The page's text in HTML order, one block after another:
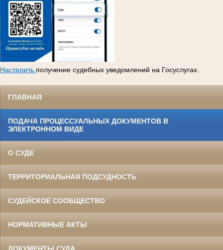
Настроить получение судебных уведомлений на Госуслугах.
ГЛАВНАЯ
ПОДАЧА ПРОЦЕССУАЛЬНЫХ ДОКУМЕНТОВ В
ЭЛЕКТРОННОМ ВИДЕ
О СУДЕ
ТЕРРИТОРИАЛЬНАЯ ПОДСУДНОСТЬ
СУДЕЙСКОЕ СООБЩЕСТВО
НОРМАТИВНЫЕ АКТЫ